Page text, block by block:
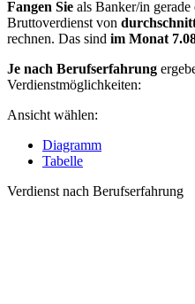
Fangen Sie als Banker/in
Bruttoverdienst von
rechnen. Das sind im Monat
Je nach Berufserfahrung
Verdienstmöglichkeiten:
Ansicht wählen:
Diagramm
Tabelle
Verdienst nach Berufserfahrung